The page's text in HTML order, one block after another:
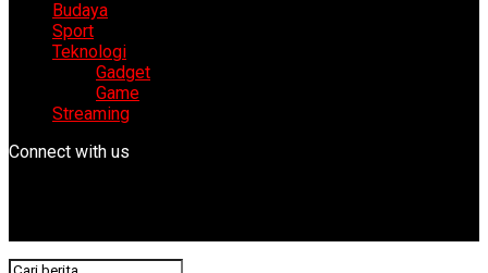
Budaya
Sport
Teknologi
Gadget
Game
Streaming
Connect with us